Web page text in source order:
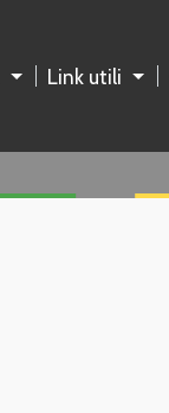
Link utili